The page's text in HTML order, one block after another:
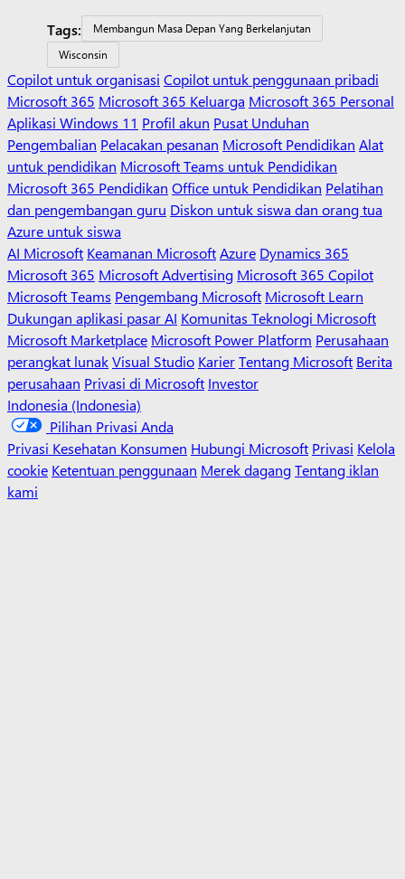
Tags:
Membangun Masa Depan Yang Berkelanjutan
Wisconsin
Copilot untuk organisasi Copilot untuk penggunaan pribadi
Microsoft 365 Microsoft 365 Keluarga Microsoft 365 Personal
Aplikasi Windows 11 Profil akun Pusat Unduhan
Pengembalian Pelacakan pesanan Microsoft Pendidikan Alat
untuk pendidikan Microsoft Teams untuk Pendidikan
Microsoft 365 Pendidikan Office untuk Pendidikan Pelatihan
dan pengembangan guru Diskon untuk siswa dan orang tua
Azure untuk siswa
AI Microsoft Keamanan MicrosoftAzure Dynamics 365
Microsoft 365 Microsoft Advertising Microsoft 365 Copilot
Microsoft Teams Pengembang Microsoft Microsoft Learn
Dukungan aplikasi pasar AI Komunitas Teknologi Microsoft
Microsoft Marketplace Microsoft Power Platform Perusahaan
perangkat lunakVisual Studio KarierTentang Microsoft Berita
perusahaan Privasi di Microsoft Investor
Indonesia (Indonesia)
Pilihan Privasi Anda
Privasi Kesehatan Konsumen Hubungi Microsoft Privasi Kelola
cookie Ketentuan penggunaan Merek dagangTentang iklan
kami